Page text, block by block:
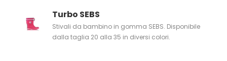
Turbo SEBS
Stivali da bambino in gomma SEBS. Disponibile
dalla taglia 20 alla 35 in diversi colori.